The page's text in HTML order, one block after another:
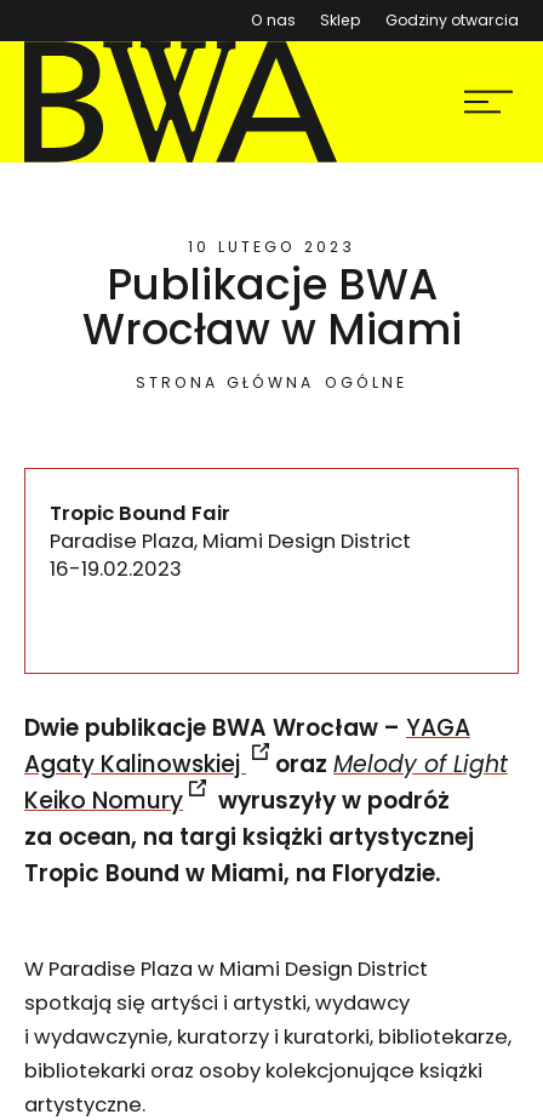
O nas Sklep (otwiera się w nowym
Godziny otwarcia
BWA Wrocław
Galerie Sztuki Współczesnej
Menu
10 LUTEGO 2023
Publikacje BWA
Wrocław w Miami
STRONA GŁÓWNA OGÓLNE
Tropic Bound Fair
Paradise Plaza, Miami Design District
16-19.02.2023
Dwie publikacje BWA Wrocław – YAGA
Agaty Kalinowskiej
oraz Melody of Light
Keiko Nomury
wyruszyły w podróż
za ocean, na targi książki artystycznej
Tropic Bound w Miami, na Florydzie.
W Paradise Plaza w Miami Design District
spotkają się artyści i artystki, wydawcy
i wydawczynie, kuratorzy i kuratorki, bibliotekarze,
bibliotekarki oraz osoby kolekcjonujące książki
artystyczne.